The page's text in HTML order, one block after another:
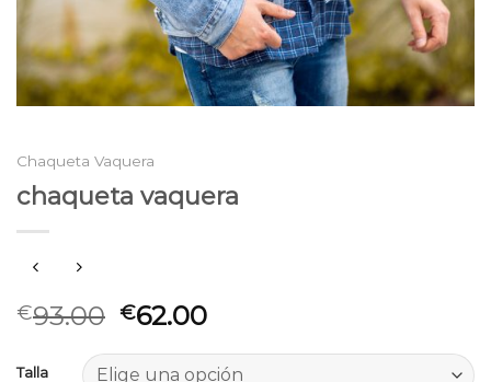
Chaqueta Vaquera
chaqueta vaquera
€93.00 €62.00
Talla